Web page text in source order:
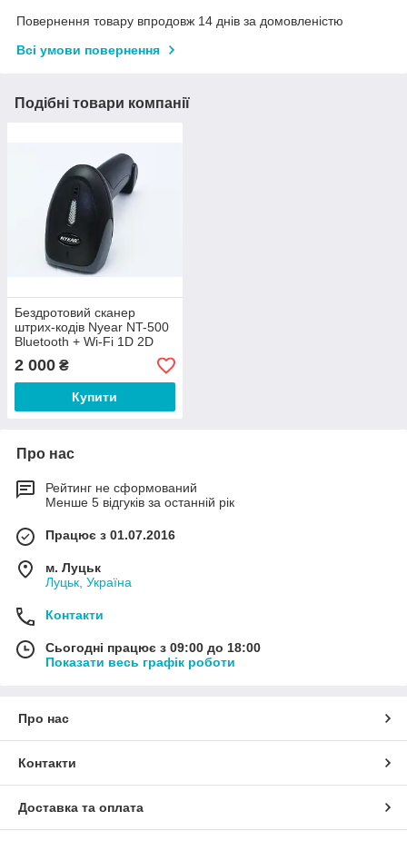
Повернення товару впродовж 14 днів за домовленістю
Всі умови повернення
Подібні товари компанії
Бездротовий сканер
штрих-кодів Nyear NT-500
Bluetooth + Wi-Fi 1D 2D
фото сканер
2 000 ₴
Купити
Про нас
Рейтинг не сформований
Менше 5 відгуків за останній рік
Працює з 01.07.2016
м. Луцьк
Луцьк, Україна
Контакти
Сьогодні працює з 09:00 до 18:00
Показати весь графік роботи
Про нас
Контакти
Доставка та оплата